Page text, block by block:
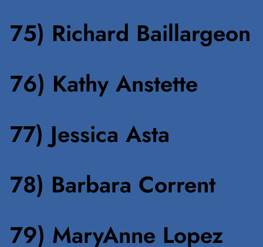
75) Richard Baillargeon
76) Kathy Anstette
77) Jessica Asta
78) Barbara Corrent
79) MaryAnne Lopez